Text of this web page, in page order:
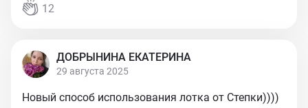
12
ДОБРЫНИНА ЕКАТЕРИНА
29 августа 2025
Новый способ использования лотка от Степки))))